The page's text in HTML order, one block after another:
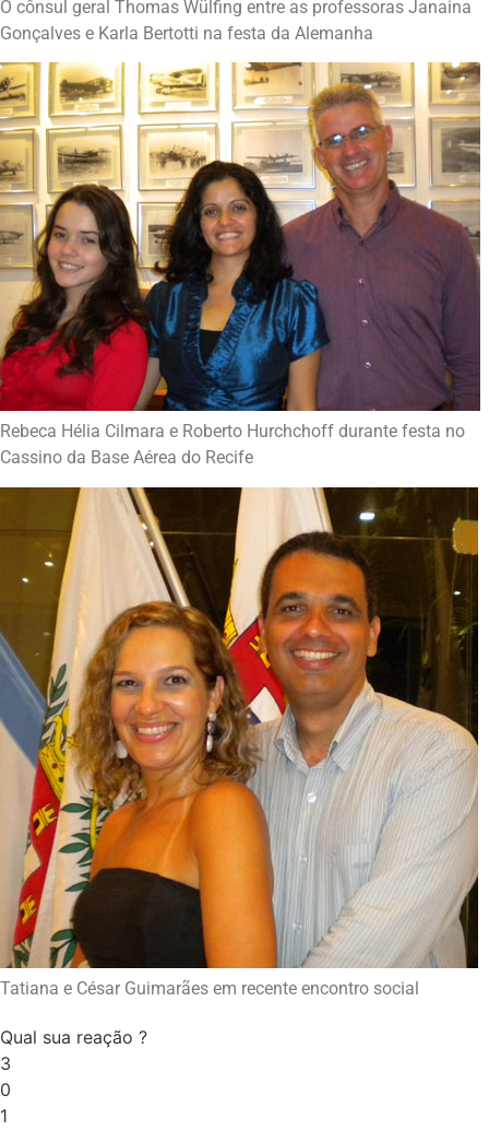
O cônsul geral Thomas Wülfing entre as professoras Janaina
Gonçalves e Karla Bertotti na festa da Alemanha
Rebeca Hélia Cilmara e Roberto Hurchchoff durante festa no
Cassino da Base Aérea do Recife
Tatiana e César Guimarães em recente encontro social
Qual sua reação ?
3
0
1